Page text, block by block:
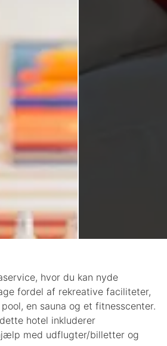
hvor du kan nyde
fordel af rekreative faciliteter,
en sauna og et fitnesscenter.
hotel inkluderer
med udflugter/billetter og